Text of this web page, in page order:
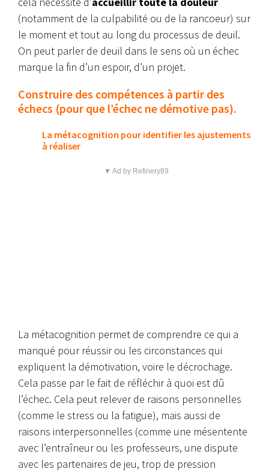
(notamment de la culpabilité ou de la rancoeur) sur
le moment et tout au long du processus de deuil.
On peut parler de deuil dans le sens où un échec
marque la fin d’un espoir, d’un projet.
Construire des compétences à partir des
échecs (pour que l’échec ne démotive pas).
La métacognition pour identifier les ajustements
à réaliser
▼ Ad by Refinery89
La métacognition permet de comprendre ce qui a
manqué pour réussir ou les circonstances qui
expliquent la démotivation, voire le décrochage.
Cela passe par le fait de réfléchir à quoi est dû
l’échec. Cela peut relever de raisons personnelles
(comme le stress ou la fatigue), mais aussi de
raisons interpersonnelles (comme une mésentente
avec l’entraîneur ou les professeurs, une dispute
avec les partenaires de jeu, trop de pression